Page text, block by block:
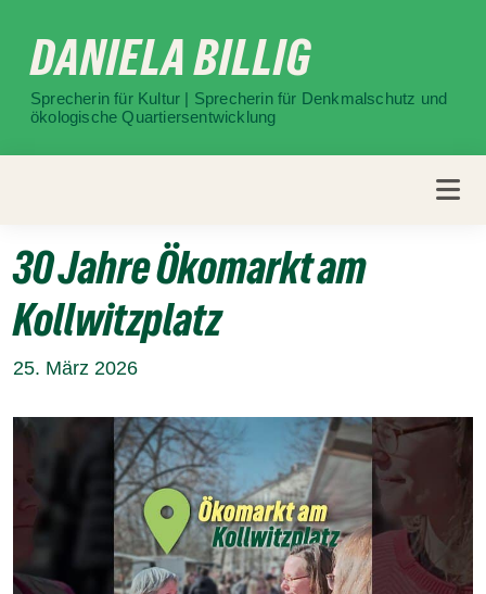
zum
InhaltDANIELA BILLIG
Sprecherin für Kultur | Sprecherin für Denkmalschutz und
ökologische Quartiersentwicklung
30 Jahre Ökomarkt am
Kollwitzplatz
25. März 2026